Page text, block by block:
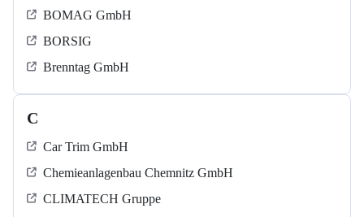
BOMAG GmbH
BORSIG
Brenntag GmbH
C
Car Trim GmbH
Chemieanlagenbau Chemnitz GmbH
CLIMATECH Gruppe